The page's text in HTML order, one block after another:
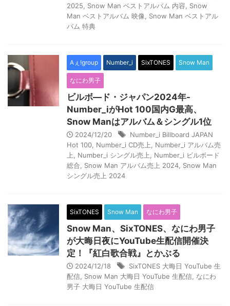
2025
Snow Man ベストアルバム 内容
Snow
Man ベストアルバム 映像
Snow Man ベストアル
バム 特典
Aぇ!group Number_i SixTONES Snow Man
なにわ男子
ビルボ―ド・ジャパン2024年-
Number_iがHot 100国内G最高、
Snow Manはアルバム＆シングル1位
2024/12/20
Number_i Billboard JAPAN
Hot 100 Number_i CD売上
Number_i アルバム売
上
Number_i シングル売上
Number_i ビルボード
総合
Snow Man アルバム売上 2024 Snow Man
シングル売上 2024
SixTONES Snow Man なにわ男子
Snow Man、SixTONES、なにわ男子
が大晦日夜にYouTube生配信開催決
定！『紅白歌合戦』とかぶる
2024/12/18
SixTONES 大晦日 YouTube 生
配信 Snow Man 大晦日 YouTube 生配信 なにわ
男子 大晦日 YouTube 生配信